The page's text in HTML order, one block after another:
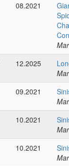
08.2021
12.2025
09.2021
10.2021
10.2021